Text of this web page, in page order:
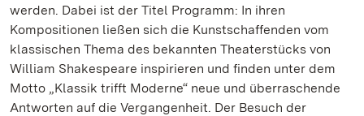
werden. Dabei ist der Titel Programm: In ihren
Kompositionen ließen sich die Kunstschaffenden vom
klassischen Thema des bekannten Theaterstücks von
William Shakespeare inspirieren und finden unter dem
Motto „Klassik trifft Moderne“ neue und überraschende
Antworten auf die Vergangenheit. Der Besuch der